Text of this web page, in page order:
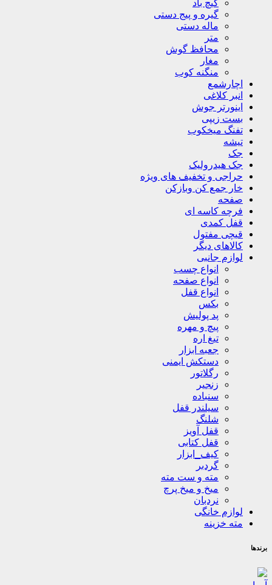
گیچ باد
گیره و پیج دستی
ماله دستی
متر
محافظ گوش
مغار
منگنه کوب
اچارشمع
انبر کلاغی
اینورتر جوش
بست زیپی
تفنگ میخکوب
تیشه
جک
جک هیدرولیک
حراجی و تخفیف های ویژه
خار جمع کن وبازکن
صفحه
فرچه کاسه ای
قفل کمدی
قیچی مفتول
کالاهای دیگر
لوازم جانبی
انواع چسب
انواع صفحه
انواع قفل
بکس
پد پولیش
پیچ و مهره
تیغ اره
جعبه ابزار
دستکش ایمنی
رگلاتور
زنجیر
سنباده
سیلندر قفل
شلنگ
قفل آویز
قفل کتابی
کیف_ابزار
گردبر
مته و ست مته
میخ و میخ پرچ
نردبان
لوازم خانگی
مته خزینه
برندها